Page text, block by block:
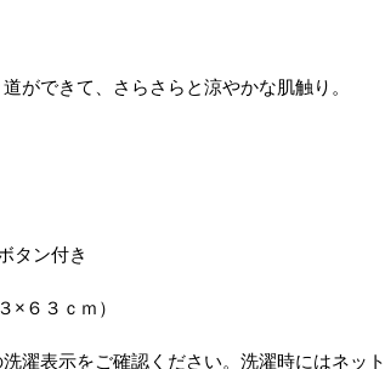
ができて、さらさらと涼やかな肌触り。
タン付き
×６３ｃｍ）
濯表示をご確認ください。洗濯時にはネッ